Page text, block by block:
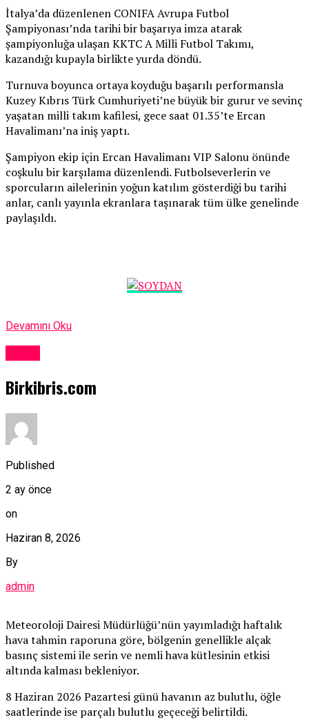
İtalya’da düzenlenen CONIFA Avrupa Futbol
Şampiyonası’nda tarihi bir başarıya imza atarak
şampiyonluğa ulaşan KKTC A Milli Futbol Takımı,
kazandığı kupayla birlikte yurda döndü.
Turnuva boyunca ortaya koyduğu başarılı performansla
Kuzey Kıbrıs Türk Cumhuriyeti’ne büyük bir gurur ve sevinç
yaşatan milli takım kafilesi, gece saat 01.35’te Ercan
Havalimanı’na iniş yaptı.
Şampiyon ekip için Ercan Havalimanı VIP Salonu önünde
coşkulu bir karşılama düzenlendi. Futbolseverlerin ve
sporcuların ailelerinin yoğun katılım gösterdiği bu tarihi
anlar, canlı yayınla ekranlara taşınarak tüm ülke genelinde
paylaşıldı.
Devamını Oku
Birkibris.com
Published
2 ay önce
on
Haziran 8, 2026
By
admin
Meteoroloji Dairesi Müdürlüğü’nün yayımladığı haftalık
hava tahmin raporuna göre, bölgenin genellikle alçak
basınç sistemi ile serin ve nemli hava kütlesinin etkisi
altında kalması bekleniyor.
8 Haziran 2026 Pazartesi günü havanın az bulutlu, öğle
saatlerinde ise parçalı bulutlu geçeceği belirtildi.